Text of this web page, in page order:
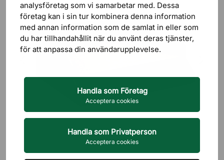
analysföretag som vi samarbetar med. Dessa
företag kan i sin tur kombinera denna information
med annan information som de samlat in eller som
du har tillhandahållit när du använt deras tjänster,
för att anpassa din användarupplevelse.
Handla som Företag
Acceptera cookies
Handla som Privatperson
Acceptera cookies